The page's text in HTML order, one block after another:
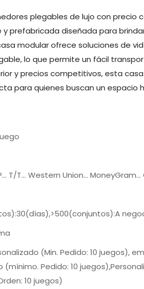
plegables de lujo con precio
prefabricada diseñada para
modular ofrece soluciones de
lo que permite un fácil
y precios competitivos, esta casa
para quienes buscan un espacio
T/T... Western Union... MoneyGram...
(Min. Pedido: 10 juegos),
(mínimo. Pedido: 10
10 juegos)